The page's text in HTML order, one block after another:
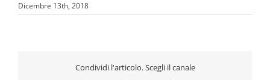
Dicembre 13th, 2018
Condividi l'articolo. Scegli il canale